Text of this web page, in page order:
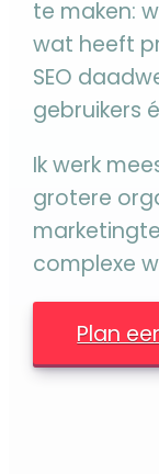
te maken:
wat heeft
SEO
gebruikers
Ik werk
grotere
complexe
Plan